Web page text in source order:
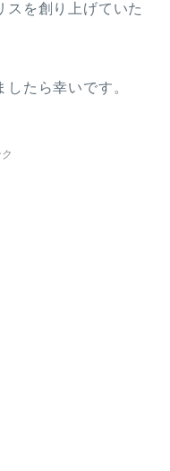
スを創り上げていた
たら幸いです。